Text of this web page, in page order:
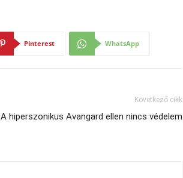
Pinterest WhatsApp
Következő cikk
A hiperszonikus Avangard ellen nincs védelem